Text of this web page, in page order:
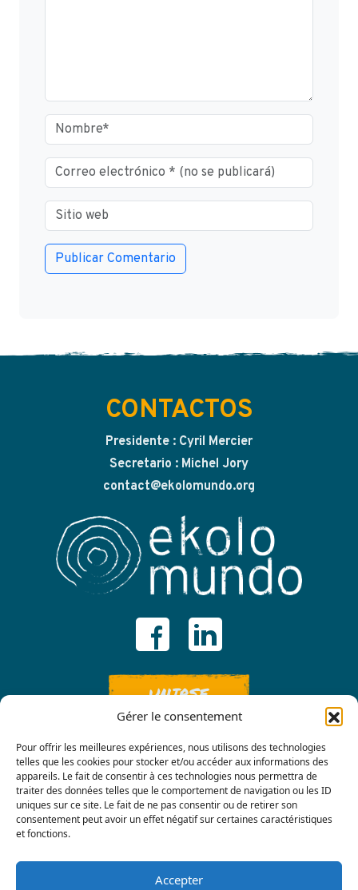
Gérer le consentement
Pour offrir les meilleures expériences, nous utilisons des technologies
telles que les cookies pour stocker et/ou accéder aux informations des
appareils. Le fait de consentir à ces technologies nous permettra de
traiter des données telles que le comportement de navigation ou les ID
uniques sur ce site. Le fait de ne pas consentir ou de retirer son
consentement peut avoir un effet négatif sur certaines caractéristiques
et fonctions.
Accepter
CONTACTOS
Presidente : Cyril Mercier
Secretario : Michel Jory
contact@ekolomundo.org
UNIRSE
Contáctenos